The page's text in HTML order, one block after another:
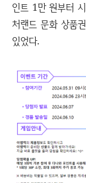
인트 1만 원부터
처랜드 문화 상품
있었다.